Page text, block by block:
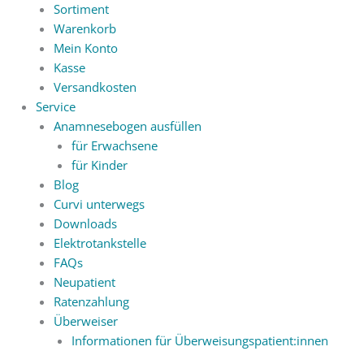
Sortiment
Warenkorb
Mein Konto
Kasse
Versandkosten
Service
Anamnesebogen ausfüllen
für Erwachsene
für Kinder
Blog
Curvi unterwegs
Downloads
Elektrotankstelle
FAQs
Neupatient
Ratenzahlung
Überweiser
Informationen für Überweisungspatient:innen